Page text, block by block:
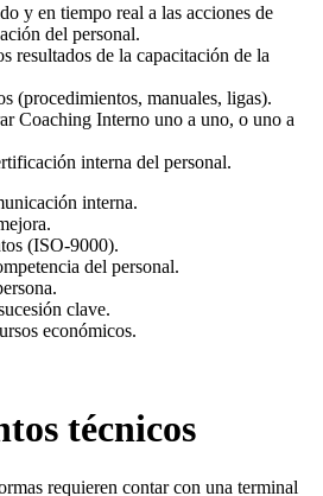
y en tiempo real a las acciones de
del personal.
resultados de la capacitación de la
(procedimientos, manuales, ligas).
Coaching Interno uno a uno, o uno a
interna del personal.
interna.
(ISO-9000).
del personal.
clave.
económicos.
técnicos
requieren contar con una terminal